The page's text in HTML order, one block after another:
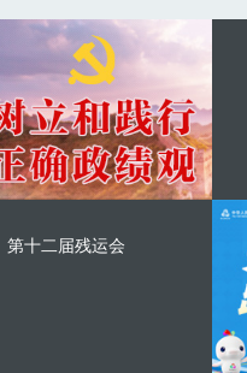
第十二届残运会